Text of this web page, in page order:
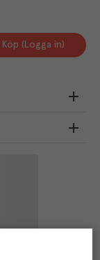
Köp (Logga in)